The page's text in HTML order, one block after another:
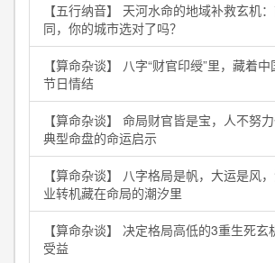
【五行纳音】 天河水命的地域补救玄机
同，你的城市选对了吗？
【算命杂谈】 八字“财官印绶”里，藏着
节日情结
【算命杂谈】 命局财官皆是宝，人不努
典型命盘的命运启示
【算命杂谈】 八字格局是帆，大运是风
业转机藏在命局的潮汐里
【算命杂谈】 决定格局高低的3重生死
受益